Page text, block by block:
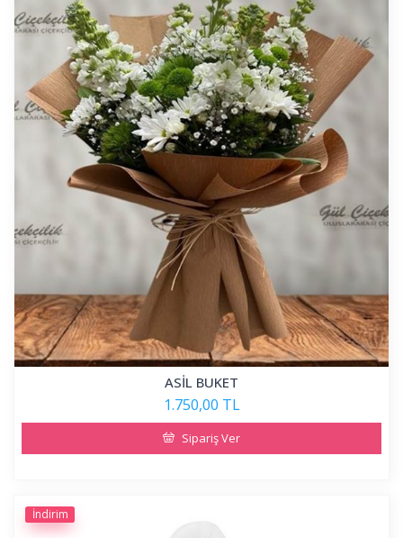
ASİL BUKET
1.750,00 TL
Sipariş Ver
İndirim